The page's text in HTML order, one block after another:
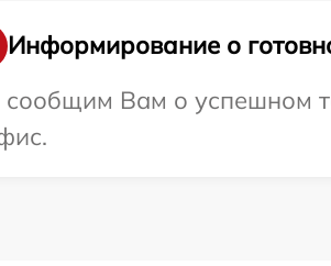
Информирование о
Вам о успешном